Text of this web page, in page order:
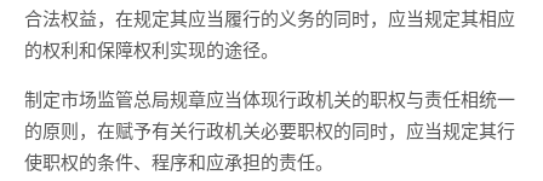
合法权益，在规定其应当履行的义务的同时，应当规定其相应
的权利和保障权利实现的途径。
制定市场监管总局规章应当体现行政机关的职权与责任相统一
的原则，在赋予有关行政机关必要职权的同时，应当规定其行
使职权的条件、程序和应承担的责任。